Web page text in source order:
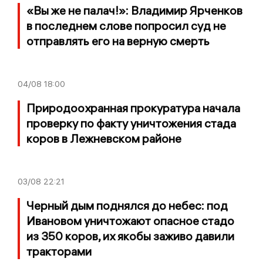
«Вы же не палач!»: Владимир Ярченков
в последнем слове попросил суд не
отправлять его на верную смерть
04/08 18:00
Природоохранная прокуратура начала
проверку по факту уничтожения стада
коров в Лежневском районе
03/08 22:21
Черный дым поднялся до небес: под
Ивановом уничтожают опасное стадо
из 350 коров, их якобы заживо давили
тракторами